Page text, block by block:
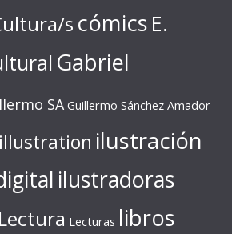
s cómics E.
Gabriel
SA Guillermo Sánchez Amador
illustration ilustración
ilustradoras
Lecturas libros